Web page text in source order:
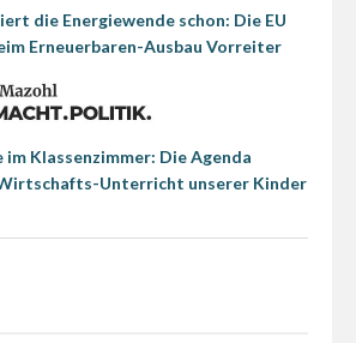
die Energiewende schon: Die EU
Erneuerbaren-Ausbau Vorreiter
Klassenzimmer: Die Agenda
Unterricht unserer Kinder